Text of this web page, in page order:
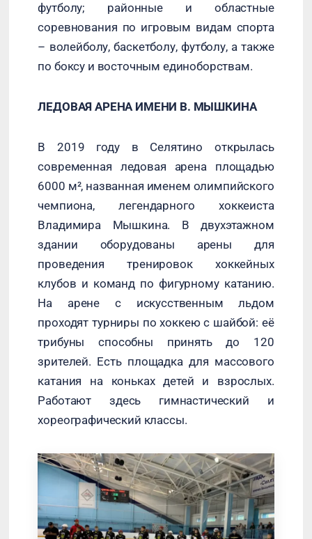
футболу; районные и областные
соревнования по игровым видам спорта
– волейболу, баскетболу, футболу, а также
по боксу и восточным единоборствам.
ЛЕДОВАЯ АРЕНА ИМЕНИ В. МЫШКИНА
В 2019 году в Селятино открылась
современная ледовая арена площадью
6000 м², названная именем олимпийского
чемпиона, легендарного хоккеиста
Владимира Мышкина. В двухэтажном
здании оборудованы арены для
проведения тренировок хоккейных
клубов и команд по фигурному катанию.
На арене с искусственным льдом
проходят турниры по хоккею с шайбой: её
трибуны способны принять до 120
зрителей. Есть площадка для массового
катания на коньках детей и взрослых.
Работают здесь гимнастический и
хореографический классы.